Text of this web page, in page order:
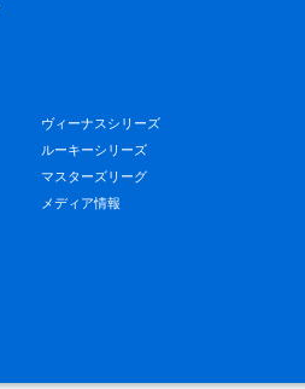
ヴィーナスシリーズ
ルーキーシリーズ
マスターズリーグ
メディア情報